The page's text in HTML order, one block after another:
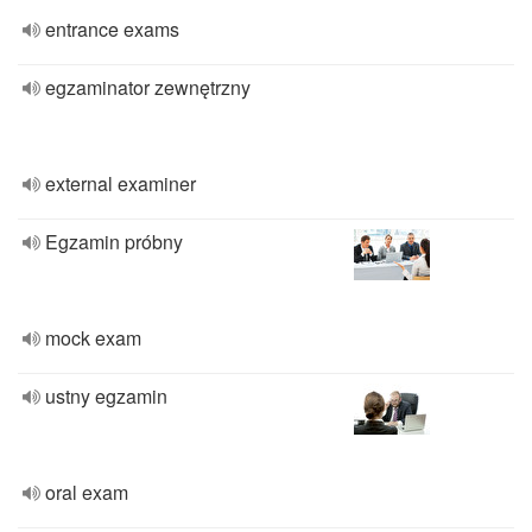
entrance exams
egzaminator zewnętrzny
external examiner
Egzamin próbny
mock exam
ustny egzamin
oral exam